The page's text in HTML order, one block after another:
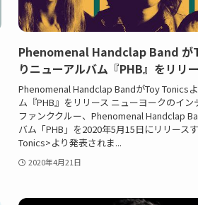
Phenomenal Handclap Band が
りニューアルバム『PHB』をリリ
Phenomenal Handclap BandがToy Tonics
ム『PHB』をリリース ニューヨークのイン
ファンククルー、Phenomenal Handclap
バム「PHB」を2020年5月15日にリリース
Tonics>より発表されま...
2020年4月21日